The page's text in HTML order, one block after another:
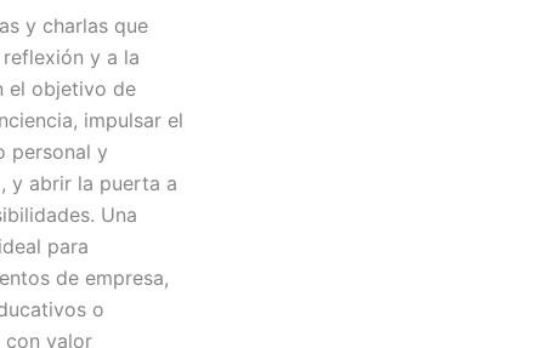
y charlas que
y a la
el objetivo de
impulsar el
personal y
y abrir la puerta a
Una
para
de empresa,
o
con valor